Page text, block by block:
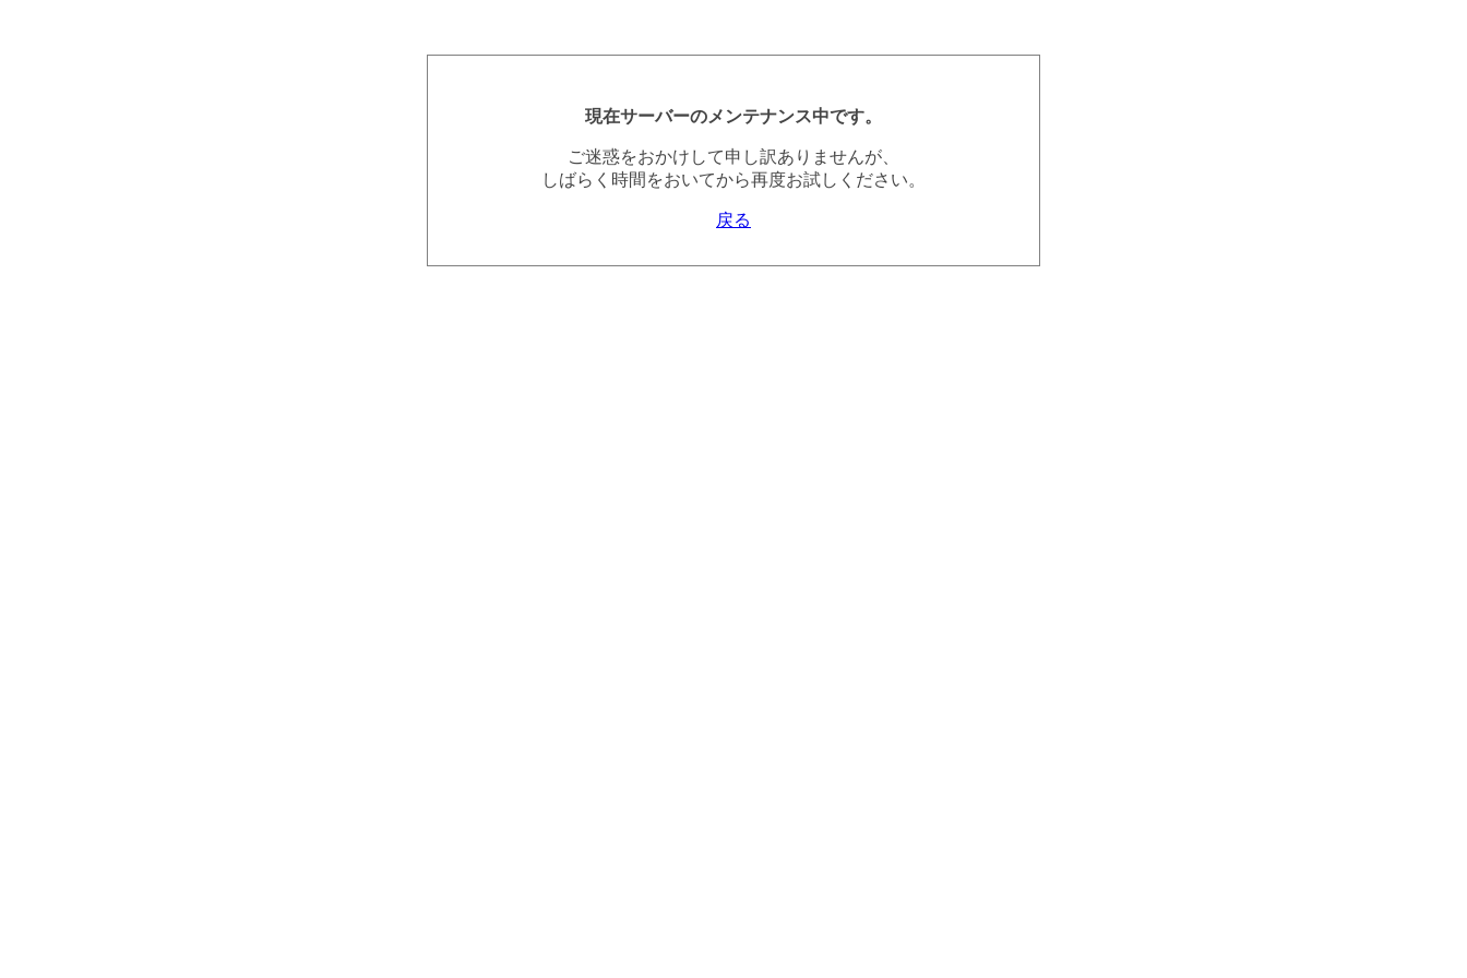
現在サーバーのメンテナンス中です。
ご迷惑をおかけして申し訳ありませんが、
しばらく時間をおいてから再度お試しください。
戻る